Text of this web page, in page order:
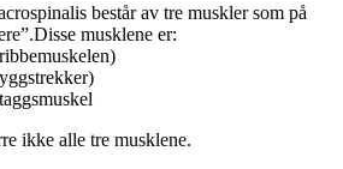
består av tre muskler som på
musklene er:
ikke alle tre musklene.